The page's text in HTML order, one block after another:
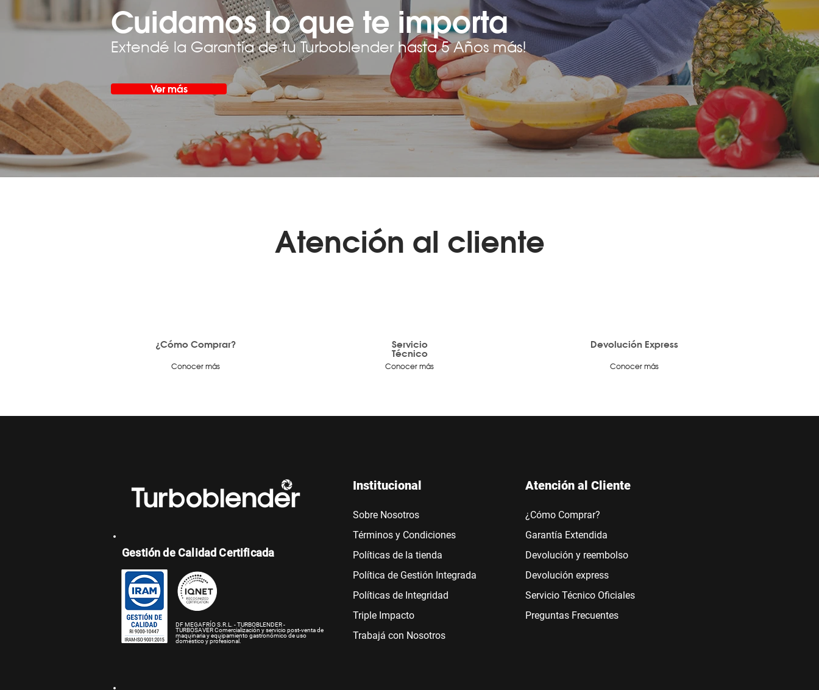
Cuidamos lo que te importa
Extendé la Garantía de tu Turboblender hasta 5 Años más!
Ver más
Atención al cliente
¿Cómo Comprar?
Conocer más
Servicio
Técnico
Conocer más
Devolución Express
Conocer más
DF MEGAFRÍO S.R.L. - TURBOBLENDER -
TURBOSAVERComercialización y servicio post-venta de
maquinaria y equipamiento gastronómico de uso
doméstico y profesional.
Gestión de Calidad Certificada
Institucional Atención al Cliente
Sobre Nosotros
Términos y Condiciones
Políticas de la tienda
Política de Gestión Integrada
Políticas de Integridad
Triple Impacto
Trabajá con Nosotros
¿Cómo Comprar?
Garantía Extendida
Devolución y reembolso
Devolución express
Servicio Técnico Oficiales
Preguntas Frecuentes